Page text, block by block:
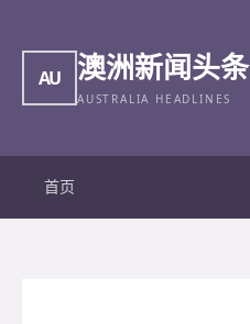
AU 澳洲新闻头条
AUSTRALIA HEADLINES
首页